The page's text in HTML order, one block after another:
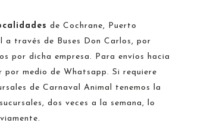
de Cochrane, Puerto
a través de Buses Don Carlos, por
por dicha empresa. Para envíos hacia
medio de Whatsapp. Si requiere
de Carnaval Animal tenemos la
dos veces a la semana, lo